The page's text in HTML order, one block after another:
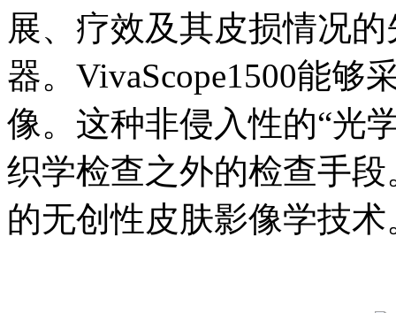
展、疗效及其皮损情况
器。VivaScope1500能够
像。这种非侵入性的“光
织学检查之外的检查手
的无创性皮肤影像学技术